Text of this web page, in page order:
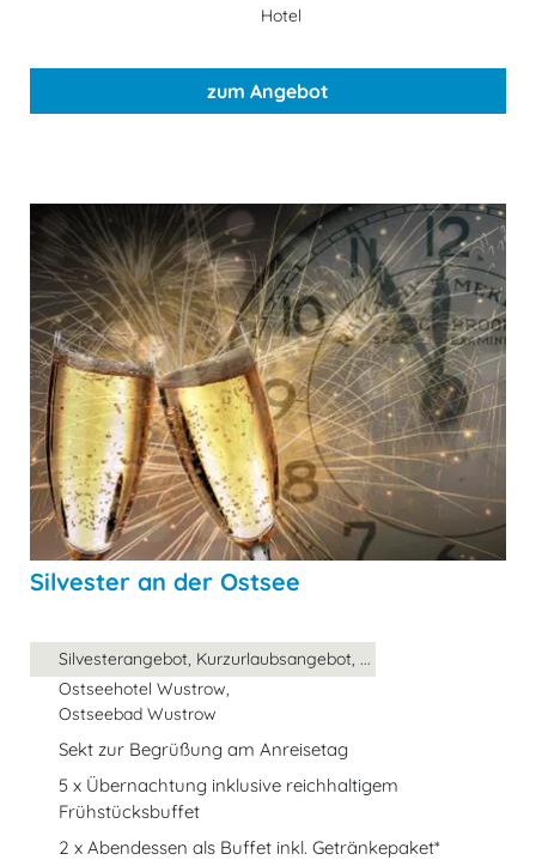
Hotel
zum Angebot
Silvester an der Ostsee
Silvesterangebot, Kurzurlaubsangebot, ...
Ostseehotel Wustrow,
Ostseebad Wustrow
Sekt zur Begrüßung am Anreisetag
5 x Übernachtung inklusive reichhaltigem
Frühstücksbuffet
2 x Abendessen als Buffet inkl. Getränkepaket*